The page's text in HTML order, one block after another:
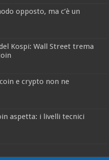
opposto, ma c’è un
Kospi: Wall Street trema
e crypto non ne
aspetta: i livelli tecnici